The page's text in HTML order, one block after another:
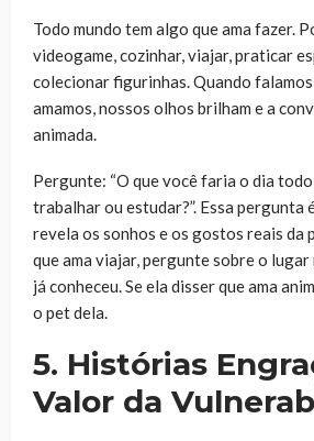
Todo mundo tem algo que ama fazer.
videogame, cozinhar, viajar, praticar
colecionar figurinhas. Quando
amamos, nossos olhos brilham e a
animada.
Pergunte: “O que você faria o dia
trabalhar ou estudar?”. Essa pergunta
revela os sonhos e os gostos reais da
que ama viajar, pergunte sobre o
já conheceu. Se ela disser que ama
o pet dela.
5. Histórias
Valor da